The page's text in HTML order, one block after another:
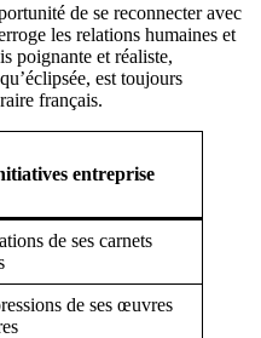
de se reconnecter avec
les relations humaines et
poignante et réaliste,
est toujours
français.
entreprise
de ses carnets
de ses œuvres